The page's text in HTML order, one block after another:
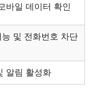
바일 데이터 확인
및 전화번호 차단
알림 활성화